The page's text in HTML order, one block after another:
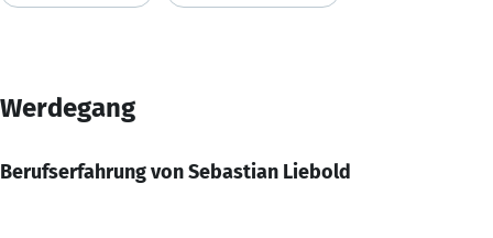
Werdegang
Berufserfahrung von Sebastian Liebold